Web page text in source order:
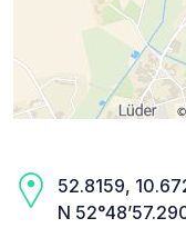
52.8159,
N